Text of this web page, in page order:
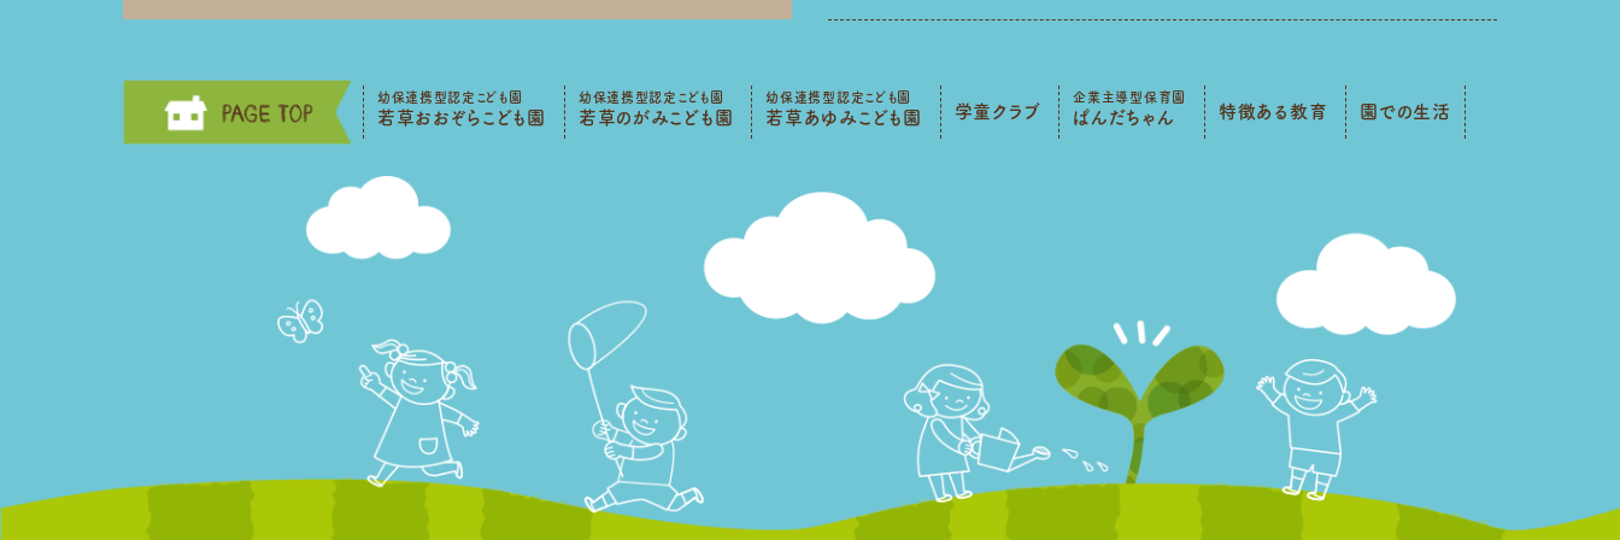
幼保連携型認定こども園
若草おおぞらこども園
幼保連携型認定こども園
若草のがみこども園
幼保連携型認定こども園
若草あゆみこども園 学童クラブ
企業主導型保育園
ぱんだちゃん 特徴ある教育 園での生活